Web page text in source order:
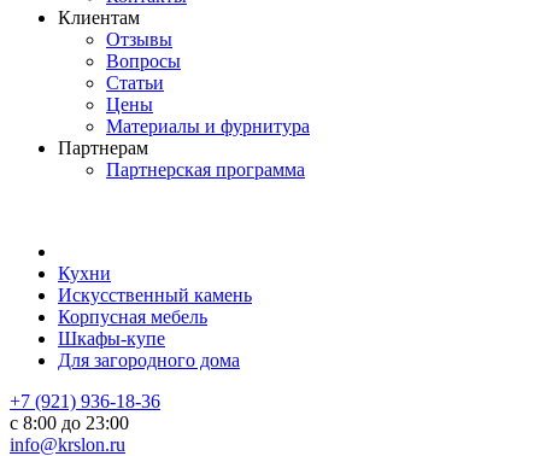
Клиентам
Отзывы
Вопросы
Статьи
Цены
Материалы и фурнитура
Партнерам
Партнерская программа
Кухни
Искусственный камень
Корпусная мебель
Шкафы-купе
Для загородного дома
+7 (921) 936-18-36
с 8:00 до 23:00
info@krslon.ru